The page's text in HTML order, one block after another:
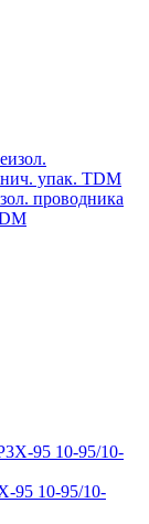
проводника
95 10-95/10-